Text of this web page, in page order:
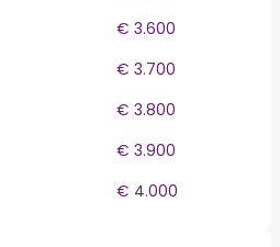
€ 3.600
€ 3.700
€ 3.800
€ 3.900
€ 4.000